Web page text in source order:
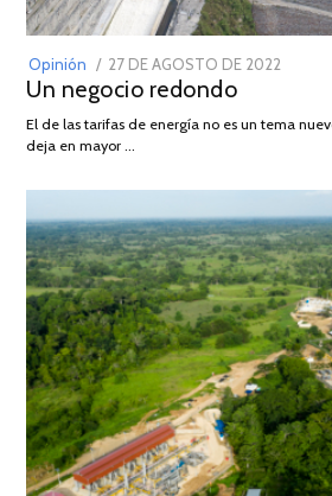
Opinión
POSTED
ON
27 DE AGOSTO DE 2022
DE
Un negocio redondo
El de las tarifas de energía no es un tema
deja en mayor …